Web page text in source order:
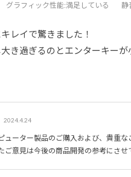
グラフィック性能:満足している 静
レイで驚きました！
き過ぎるのとエンターキーが
2024.4.24
ューター製品のご購入および、貴重な
ご意見は今後の商品開発の参考にさ